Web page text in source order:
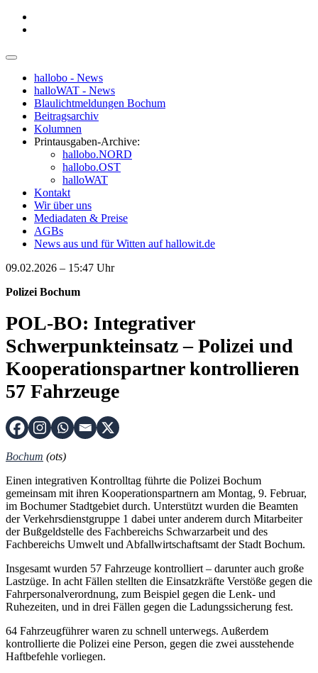
hallobo - News
halloWAT - News
Blaulichtmeldungen Bochum
Beitragsarchiv
Kolumnen
Printausgaben-Archive:
hallobo.NORD
hallobo.OST
halloWAT
Kontakt
Wir über uns
Mediadaten & Preise
AGBs
News aus und für Witten auf hallowit.de
09.02.2026 – 15:47 Uhr
Polizei Bochum
POL-BO: Integrativer
Schwerpunkteinsatz – Polizei und
Kooperationspartner kontrollieren
57 Fahrzeuge
Bochum (ots)
Einen integrativen Kontrolltag führte die Polizei Bochum
gemeinsam mit ihren Kooperationspartnern am Montag, 9. Februar,
im Bochumer Stadtgebiet durch. Unterstützt wurden die Beamten
der Verkehrsdienstgruppe 1 dabei unter anderem durch Mitarbeiter
der Bußgeldstelle des Fachbereichs Schwarzarbeit und des
Fachbereichs Umwelt und Abfallwirtschaftsamt der Stadt Bochum.
Insgesamt wurden 57 Fahrzeuge kontrolliert – darunter auch große
Lastzüge. In acht Fällen stellten die Einsatzkräfte Verstöße gegen die
Fahrpersonalverordnung, zum Beispiel gegen die Lenk- und
Ruhezeiten, und in drei Fällen gegen die Ladungssicherung fest.
64 Fahrzeugführer waren zu schnell unterwegs. Außerdem
kontrollierte die Polizei eine Person, gegen die zwei ausstehende
Haftbefehle vorliegen.